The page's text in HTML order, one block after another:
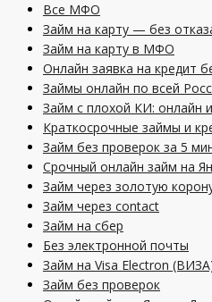
Все МФО
Займ на карту — без
Займ на карту в МФО
Онлайн заявка на кредит
Займы онлайн по всей
Займ с плохой КИ: онлайн
Краткосрочные займы и
Займ без проверок за 5
Срочный онлайн займ на
Займ через золотую
Займ через contact
Займ на сбер
Без электронной почты
Займ на Visa Electron
Займ без проверок